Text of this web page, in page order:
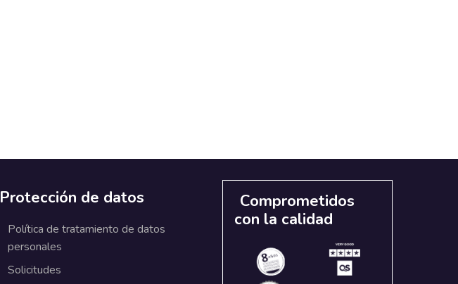
Protección de datos
Política de tratamiento de datos
personales
Solicitudes
Comprometidos
con la calidad